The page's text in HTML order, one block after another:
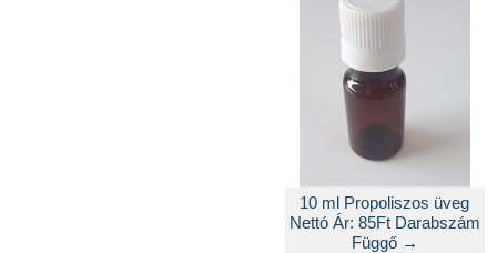
10 ml Propoliszos üveg
Nettó Ár: 85Ft Darabszám
Függő →